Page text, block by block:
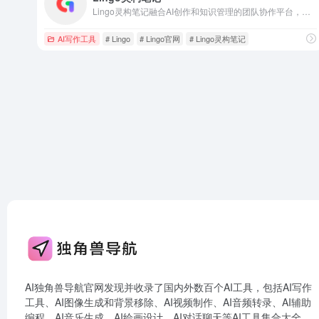
AI写作工具 # Lingo # Lingo官网 # Lingo灵构笔记
AI独角兽导航官网发现并收录了国内外数百个AI工具，包括AI写作
工具、AI图像生成和背景移除、AI视频制作、AI音频转录、AI辅助